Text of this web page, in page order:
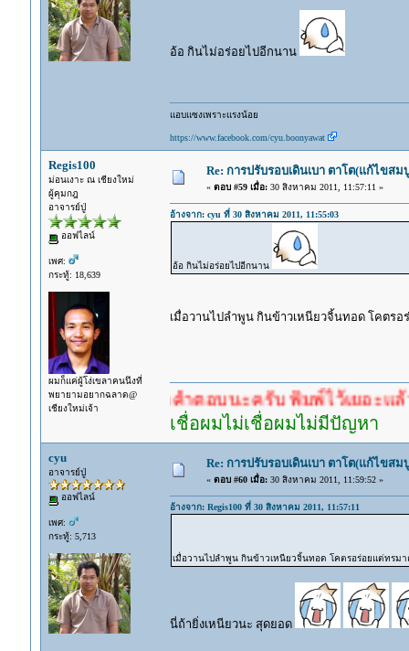
อ้อ กินไม่อร่อยไปอีกนาน
แอบแซงเพราะแรงน้อย
https://www.facebook.com/cyu.boonyawat
Regis100
ม่อนเงาะ ณ เชียงใหม่
ผู้คุมกฎ
อาจารย์ปู่
ออฟไลน์
เพศ:
กระทู้: 18,639
ผมก็แค่ผู้โง่เขลาคนนึงที่
พยายามอยากฉลาด@
เชียงใหม่เจ้า
Re: การปรับรอบเดินเบา ตาโต(แก้ไขส
« ตอบ #59 เมื่อ:30 สิงหาคม 2011, 11:57:11 »
อ้างจาก: cyu ที่ 30 สิงหาคม 2011, 11:55:03
อ้อ กินไม่อร่อยไปอีกนาน
เมื่อวานไปลำพูน กินข้าวเหนียวจิ้นทอด โคตร
ตอบก่อนรอคำตอบนะครับ พิมพ์ไว้เยอะแล้ว หาอ่าน
เชื่อผมไม่เชื่อผมไม่มีปัญหา
cyu
อาจารย์ปู่
ออฟไลน์
เพศ:
กระทู้: 5,713
Re: การปรับรอบเดินเบา ตาโต(แก้ไขส
« ตอบ #60 เมื่อ:30 สิงหาคม 2011, 11:59:52 »
อ้างจาก: Regis100 ที่ 30 สิงหาคม 2011, 11:57:11
เมื่อวานไปลำพูน กินข้าวเหนียวจิ้นทอด โคตรอร่อยแต่ทรม
นี่ถ้ายิ่งเหนียวนะ สุดยอด